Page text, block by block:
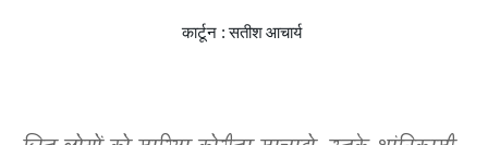
कार्टून : सतीश आचार्य